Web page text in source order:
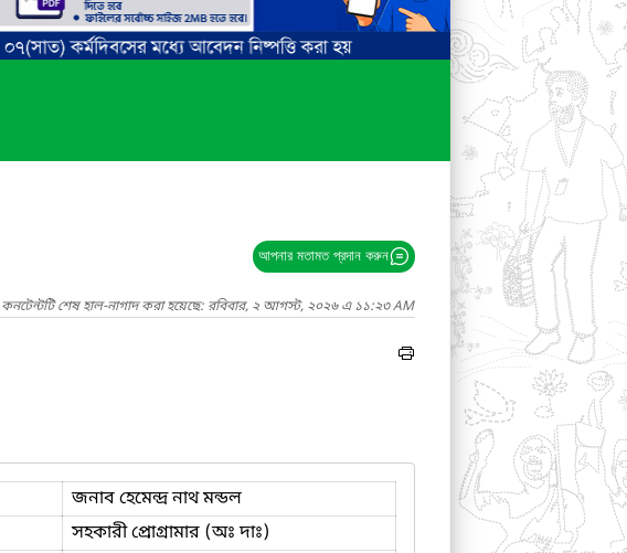
আপনার মতামত প্রদান করুন
কনটেন্টটি শেষ হাল-নাগাদ করা হয়েছে: রবিবার, ২ আগস্ট, ২০২৬ এ ১১:২৩ AM
জনাব হেমেন্দ্র নাথ মন্ডল
সহকারী প্রোগ্রামার (অঃ দাঃ)